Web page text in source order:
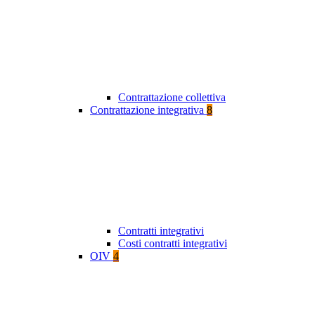
Contrattazione collettiva
Contrattazione integrativa 8
Contratti integrativi
Costi contratti integrativi
OIV 4